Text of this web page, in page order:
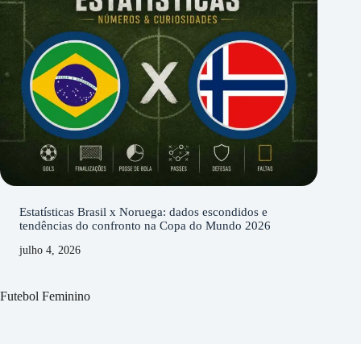
Estatísticas Brasil x Noruega: dados escondidos e
tendências do confronto na Copa do Mundo 2026
julho 4, 2026
Futebol Feminino